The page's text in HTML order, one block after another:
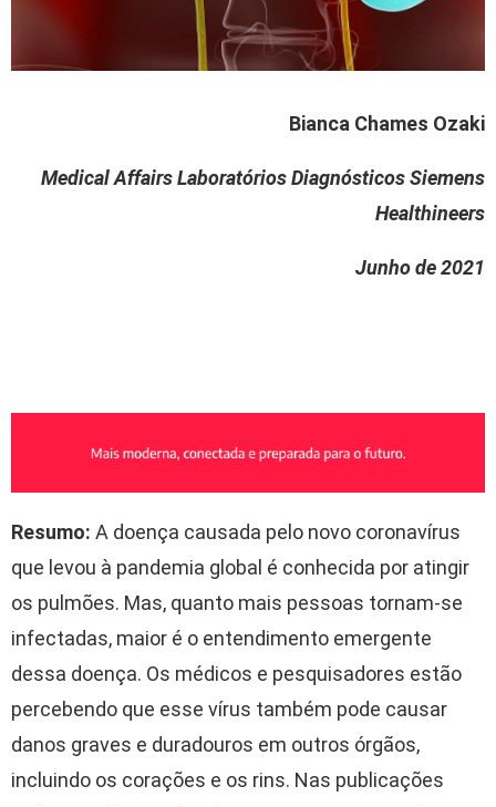
Bianca Chames Ozaki
Medical Affairs Laboratórios Diagnósticos Siemens
Healthineers
Junho de 2021
Resumo: A doença causada pelo novo coronavírus
que levou à pandemia global é conhecida por atingir
os pulmões. Mas, quanto mais pessoas tornam-se
infectadas, maior é o entendimento emergente
dessa doença. Os médicos e pesquisadores estão
percebendo que esse vírus também pode causar
danos graves e duradouros em outros órgãos,
incluindo os corações e os rins. Nas publicações